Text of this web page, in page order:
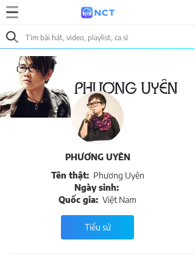
PHƯƠNG UYÊN
Tên thật: Phương Uyên
Ngày sinh:
Quốc gia: Việt Nam
Tiểu sử